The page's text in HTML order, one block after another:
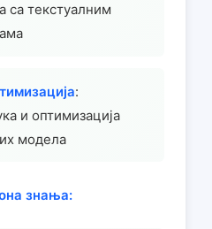
са текстуалним
:
и оптимизација
модела
знања: